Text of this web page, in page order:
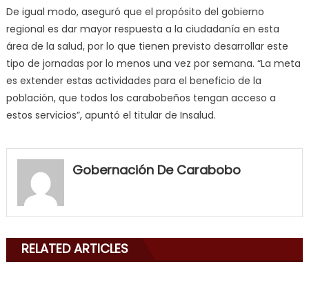
De igual modo, aseguró que el propósito del gobierno
regional es dar mayor respuesta a la ciudadanía en esta
área de la salud, por lo que tienen previsto desarrollar este
tipo de jornadas por lo menos una vez por semana. “La meta
es extender estas actividades para el beneficio de la
población, que todos los carabobeños tengan acceso a
estos servicios”, apuntó el titular de Insalud.
my
neighbor
mouth
delicious
Gobernación De Carabobo
RELATED ARTICLES